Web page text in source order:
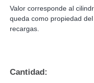
Valor corresponde al
queda como propiedad
recargas.
Cantidad: